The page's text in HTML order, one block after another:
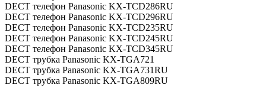
DECT телефон Panasonic KX-TCD286RU
DECT телефон Panasonic KX-TCD296RU
DECT телефон Panasonic KX-TCD235RU
DECT телефон Panasonic KX-TCD245RU
DECT телефон Panasonic KX-TCD345RU
DECT трубка Panasonic KX-TGA721
DECT трубка Panasonic KX-TGA731RU
DECT трубка Panasonic KX-TGA809RU